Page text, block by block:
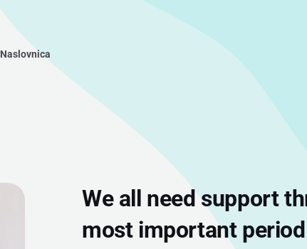
Naslovnica
We all need support
most important